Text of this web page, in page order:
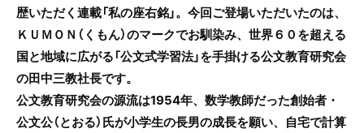
歴いただく連載「私の座右銘」。今回ご登場いただいたのは、
ＫＵＭＯＮ（くもん）のマークでお馴染み、世界６０を超える
国と地域に広がる「公文式学習法」を手掛ける公文教育研究会
の田中三教社長です。
公文教育研究会の源流は1954年、数学教師だった創始者・
公文公（とおる）氏が小学生の長男の成長を願い、自宅で計算